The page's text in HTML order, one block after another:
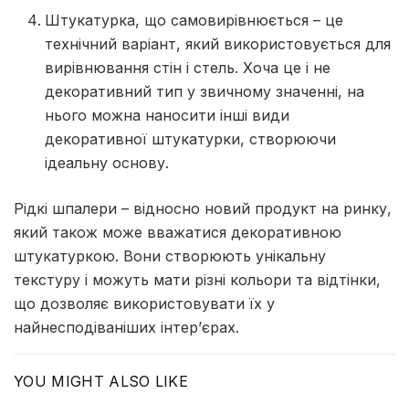
Штукатурка, що самовирівнюється – це
технічний варіант, який використовується для
вирівнювання стін і стель. Хоча це і не
декоративний тип у звичному значенні, на
нього можна наносити інші види
декоративної штукатурки, створюючи
ідеальну основу.
Рідкі шпалери – відносно новий продукт на ринку,
який також може вважатися декоративною
штукатуркою. Вони створюють унікальну
текстуру і можуть мати різні кольори та відтінки,
що дозволяє використовувати їх у
найнесподіваніших інтер’єрах.
YOU MIGHT ALSO LIKE